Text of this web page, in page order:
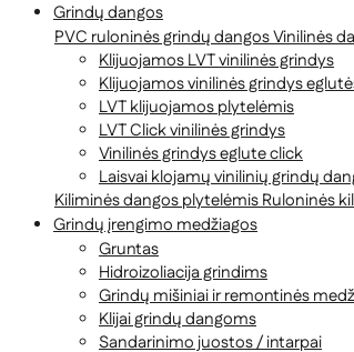
Grindų dangos
PVC ruloninės grindų dangosVinilinės
Klijuojamos LVT vinilinės grindys
Klijuojamos vinilinės grindys
LVT klijuojamos plytelėmis
LVT Click vinilinės grindys
Vinilinės grindys eglute click
Laisvai klojamų vinilinių grindų
Kiliminės dangos plytelėmisRuloninės
Grindų įrengimo medžiagos
Gruntas
Hidroizoliacija grindims
Grindų mišiniai ir remontinės
Klijai grindų dangoms
Sandarinimo juostos / intarpai